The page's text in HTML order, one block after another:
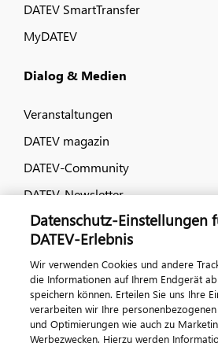
DATEV SmartTransfer
MyDATEV
Dialog & Medien
Veranstaltungen
DATEV magazin
DATEV-Community
DATEV-Newsletter
Kontaktieren Sie
Datenschutz-Einstellungen
DATEV-Erlebnis
Wir verwenden Cookies und andere
die Informationen auf Ihrem Endgerät
speichern können. Erteilen Sie uns Ihre
verarbeiten wir Ihre
und Optimierungen wie auch zu
Werbezwecken. Hierzu werden